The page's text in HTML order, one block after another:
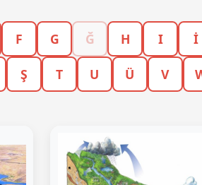
F G Ğ H I İ
Ş T U Ü V